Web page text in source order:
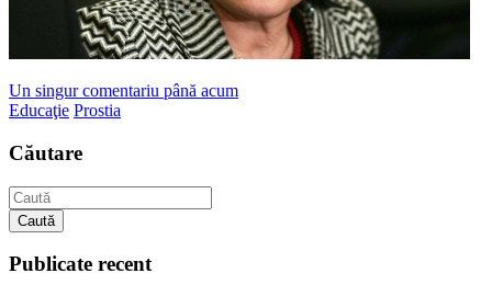
Un singur comentariu până acum
Educaţie Prostia
Căutare
Caută
Publicate recent